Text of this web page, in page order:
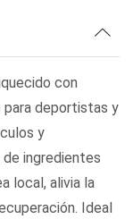
con
para deportistas y
y
ingredientes
local, alivia la
Ideal